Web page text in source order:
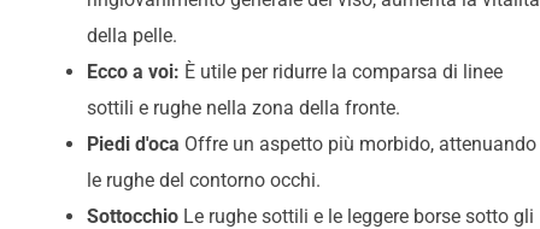
della pelle.
Ecco a voi: È utile per ridurre la comparsa di linee
sottili e rughe nella zona della fronte.
Piedi d'oca Offre un aspetto più morbido, attenuando
le rughe del contorno occhi.
Sottocchio Le rughe sottili e le leggere borse sotto gli